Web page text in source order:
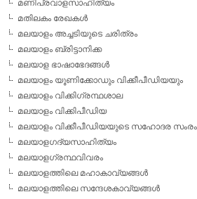
മണിപ്രവാളസാഹിത്യം
മതിലകം രേഖകള്‍
മലയാളം അച്ചടിയുടെ ചരിത്രം
മലയാളം ബ്രിട്ടാനിക്ക
മലയാള ഭാഷാഭേദങ്ങള്‍
മലയാളം യൂണിക്കോഡും വിക്കീപീഡിയയും
മലയാളം വിക്കിഗ്രന്ഥശാല
മലയാളം വിക്കിപീഡിയ
മലയാളം വിക്കീപീഡിയയുടെ സഹോദര
മലയാളഗദ്യസാഹിത്യം
മലയാളഗ്രന്ഥവിവരം
മലയാളത്തിലെ മഹാകാവ്യങ്ങള്‍
മലയാളത്തിലെ സന്ദേശകാവ്യങ്ങള്‍